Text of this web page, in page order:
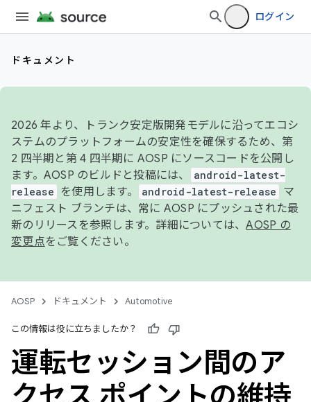
ログイン
ドキュメント
2026 年より、トランク安定版開発モデルに沿ってエコシ
ステムのプラットフォームの安定性を確保するため、第
2 四半期と第 4 四半期に AOSP にソースコードを公開し
ます。AOSP のビルドと投稿には、
android-latest-
release
を使用します。 android-latest-release
マ
ニフェスト ブランチは、常に AOSP にプッシュされた最
新のリリースを参照します。詳細については、AOSP の
変更点をご覧ください。
AOSP ドキュメント Automotive
この情報は役に立ちましたか？
運転セッション間のア